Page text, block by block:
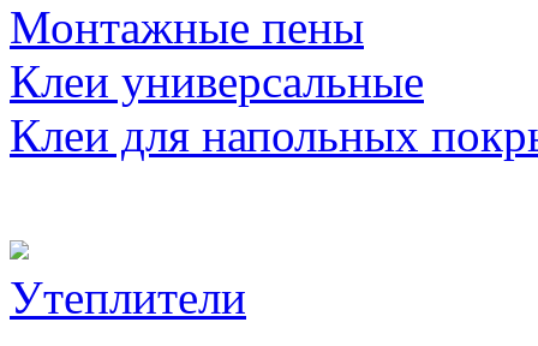
Монтажные пены
Клеи универсальные
Клеи для напольных
Утеплители